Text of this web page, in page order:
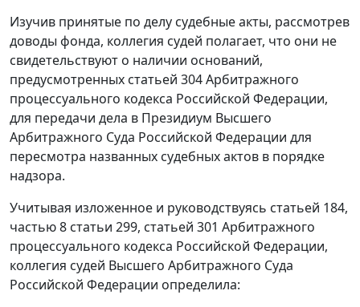
Изучив принятые по делу судебные акты, рассмотрев
доводы фонда, коллегия судей полагает, что они не
свидетельствуют о наличии оснований,
предусмотренных статьей 304Арбитражного
процессуального кодекса Российской Федерации,
для передачи дела в Президиум Высшего
Арбитражного Суда Российской Федерации для
пересмотра названных судебных актов в порядке
надзора.
Учитывая изложенное и руководствуясь статьей 184,
частью 8 статьи 299, статьей 301 Арбитражного
процессуального кодекса Российской Федерации,
коллегия судей Высшего Арбитражного Суда
Российской Федерации определила: